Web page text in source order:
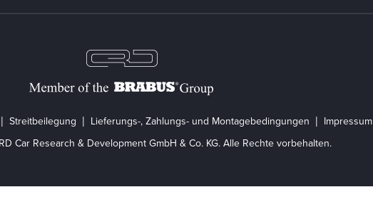
Streitbeilegung Lieferungs-, Zahlungs- und Montagebedingungen Impressum
Car Research & Development GmbH & Co. KG. Alle Rechte vorbehalten.